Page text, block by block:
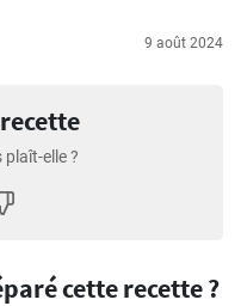
9 août 2024
elle ?
cette recette ?